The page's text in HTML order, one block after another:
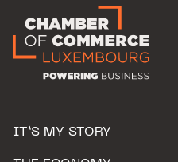
IT’S MY STORY